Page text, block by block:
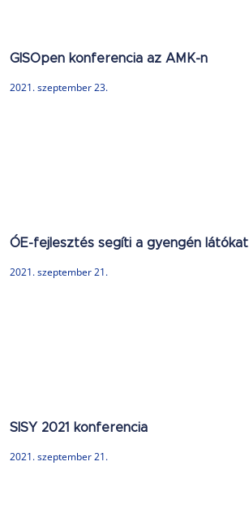
GISOpen konferencia az AMK-n
2021. szeptember 23.
ÓE-fejlesztés segíti a gyengén látókat
2021. szeptember 21.
SISY 2021 konferencia
2021. szeptember 21.